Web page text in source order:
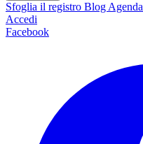
Sfoglia il registro Blog Agenda
Accedi
Facebook